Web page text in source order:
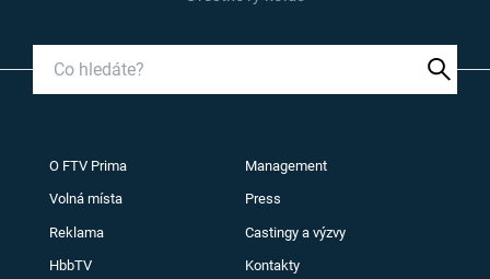
O FTV Prima Management
Volná místa Press
Reklama Castingy a výzvy
HbbTV Kontakty